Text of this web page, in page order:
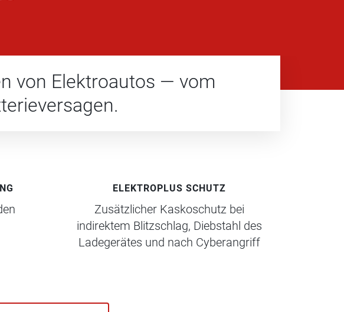
von Elektroautos — vom
ELEKTROPLUS SCHUTZ
Zusätzlicher Kaskoschutz bei
indirektem Blitzschlag, Diebstahl des
Ladegerätes und nach Cyberangriff